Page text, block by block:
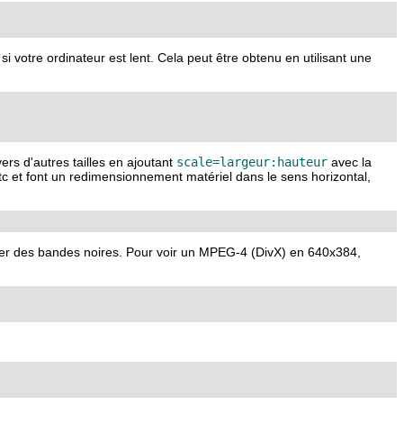
votre ordinateur est lent. Cela peut être obtenu en utilisant une
d'autres tailles en ajoutant scale=largeur:hauteur avec la
et font un redimensionnement matériel dans le sens horizontal,
des bandes noires. Pour voir un MPEG-4 (DivX) en 640x384,